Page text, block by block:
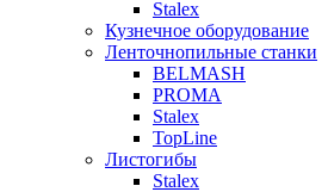
Stalex
Кузнечное оборудование
Ленточнопильные станки
BELMASH
PROMA
Stalex
TopLine
Листогибы
Stalex